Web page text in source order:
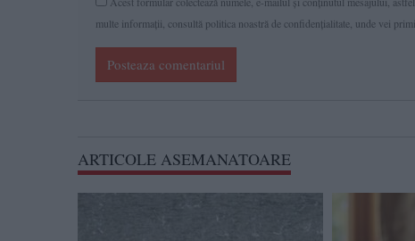
multe informaţii, consultă politica noastră de confidenţialitate, unde vei
Posteaza comentariul
ARTICOLE ASEMANATOARE